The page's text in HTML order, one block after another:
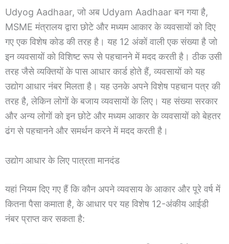
Udyog Aadhaar, जो अब Udyam Aadhaar बन गया है,
MSME मंत्रालय द्वारा छोटे और मध्यम आकार के व्यवसायों को दिए
गए एक विशेष कोड की तरह है। यह 12 अंकों वाली एक संख्या है जो
इन व्यवसायों को विशिष्ट रूप से पहचानने में मदद करती है। ठीक उसी
तरह जैसे व्यक्तियों के पास आधार कार्ड होते हैं, व्यवसायों को यह
उद्योग आधार नंबर मिलता है। यह उनके अपने विशेष पहचान पत्र की
तरह है, लेकिन लोगों के बजाय व्यवसायों के लिए। यह संख्या सरकार
और अन्य लोगों को इन छोटे और मध्यम आकार के व्यवसायों को बेहतर
ढंग से पहचानने और समर्थन करने में मदद करती है।
उद्योग आधार के लिए पात्रता मानदंड
यहां नियम दिए गए हैं कि कौन अपने व्यवसाय के आकार और पूरे वर्ष में
कितना पैसा कमाता है, के आधार पर यह विशेष 12-अंकीय आईडी
नंबर प्राप्त कर सकता है: